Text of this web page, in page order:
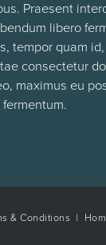
Praesent
libero
tempor quam
consectetur
maximus eu
& Conditions |